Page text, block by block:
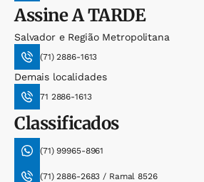
AssineA TARDE
Salvador e Região Metropolitana
(71) 2886-1613
Demais localidades
71 2886-1613
Classificados
(71) 99965-8961
(71) 2886-2683 / Ramal 8526